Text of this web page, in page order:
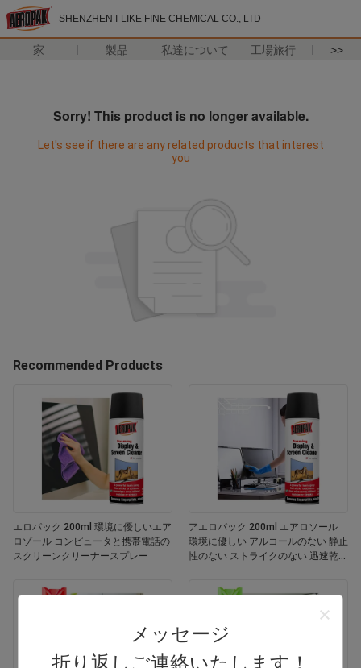
SHENZHEN I-LIKE FINE CHEMICAL CO., LTD
家 製品 私達について 工場旅行 >>
メッセージ
折り返しご連絡いたします！
Sorry! This product is no longer available.
Let's see if there are any related products that interest
you
Recommended Products
エロパック 200ml 環境に優しいエア
ロゾール コンピュータと携帯電話の
スクリーンクリーナースプレー
アエロパック 200ml エアロソール
環境に優しい アルコールのない 静止
性のない ストライクのない 迅速乾燥